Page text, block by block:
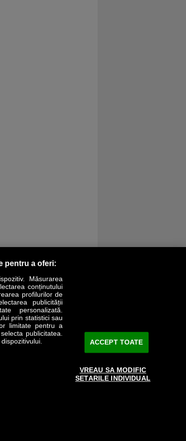
SPECIAL OPINII
Business Magazin
pentru a oferi:
Măsurarea
conținutului
profilurilor de
publicității
personalizată.
prin statistici sau
limitate pentru a
publicitatea.
ACCEPT TOATE
VREAU SA MODIFIC
SETARILE INDIVIDUAL